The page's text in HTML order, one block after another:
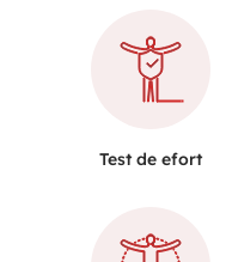
Test de efort